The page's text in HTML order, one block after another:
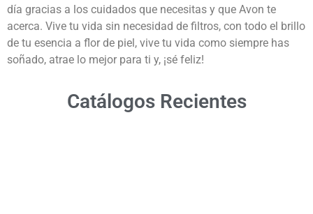
día gracias a los cuidados que necesitas y que Avon te
acerca. Vive tu vida sin necesidad de filtros, con todo el brillo
de tu esencia a flor de piel, vive tu vida como siempre has
soñado, atrae lo mejor para ti y, ¡sé feliz!
Catálogos Recientes